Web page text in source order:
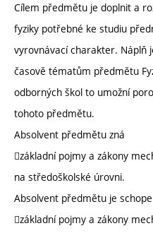
Cílem předmětu je doplnit a
fyziky potřebné ke studiu
vyrovnávací charakter. Náplň
časově tématům předmětu
odborných škol to umožní
tohoto předmětu.
Absolvent předmětu zná
základní pojmy a zákony
na středoškolské úrovni.
Absolvent předmětu je
základní pojmy a zákony